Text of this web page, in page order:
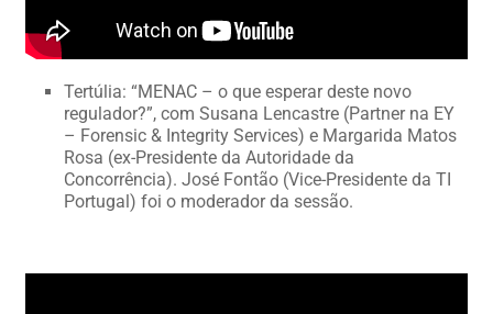
Tertúlia: “MENAC – o que esperar deste novo
regulador?”, com Susana Lencastre (Partner na EY
– Forensic & Integrity Services) e Margarida Matos
Rosa (ex-Presidente da Autoridade da
Concorrência). José Fontão (Vice-Presidente da TI
Portugal) foi o moderador da sessão.